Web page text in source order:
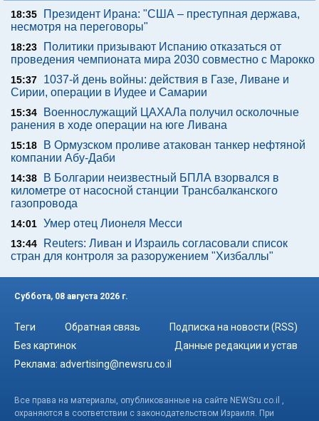
18:35
Президент Ирана: "США – преступная держава,
несмотря на переговоры"
18:23
Политики призывают Испанию отказаться от
проведения чемпионата мира 2030 совместно с Марокко
15:37
1037-й день войны: действия в Газе, Ливане и
Сирии, операции в Иудее и Самарии
15:34
Военнослужащий ЦАХАЛа получил осколочные
ранения в ходе операции на юге Ливана
15:18
В Ормузском проливе атакован танкер нефтяной
компании Абу-Даби
14:38
В Болгарии неизвестный БПЛА взорвался в
километре от насосной станции Трансбалканского
газопровода
14:01 Умер отец Лионеля Месси
13:44
Reuters: Ливан и Израиль согласовали список
стран для контроля за разоружением "Хизбаллы"
Суббота, 08 августа 2026 г.
Теги Обратная связь
Подписка на новости (RSS)
Без картинок
Данные редакции и устав
Реклама: advertising@newsru.co.il
Все права на материалы, опубликованные на сайте NEWSru.co.il ,
охраняются в соответствии с законодательством Израиля. При